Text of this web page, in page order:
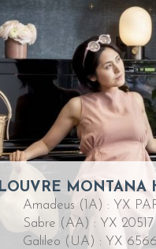
LOUVRE MONTANA
Amadeus (1A) : YX
Sabre (AA) : YX 20517
Galileo (UA) : YX